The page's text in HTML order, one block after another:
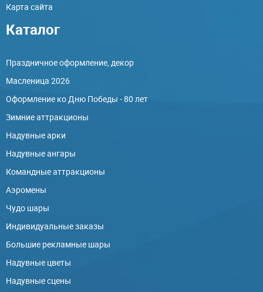
Карта сайта
Каталог
Праздничное оформление, декор
Масленица 2026
Оформление ко Дню Победы - 80 лет
Зимние аттракционы
Надувные арки
Надувные ангары
Командные аттракционы
Аэромены
Чудо шары
Индивидуальные заказы
Большие рекламные шары
Надувные цветы
Надувные сцены